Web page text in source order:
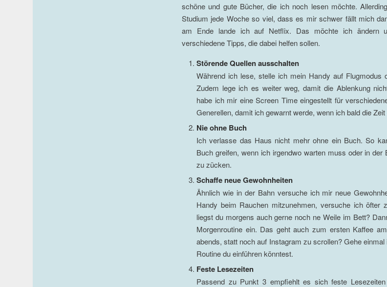
schöne und gute Bücher, die ich noch lesen möchte.
Studium jede Woche so viel, dass es mir schwer fällt mich
am Ende lande ich auf Netflix. Das möchte ich ändern
verschiedene Tipps, die dabei helfen sollen.
Störende Quellen ausschalten
Während ich lese, stelle ich mein Handy auf Flugmodus
Zudem lege ich es weiter weg, damit die Ablenkung
habe ich mir eine Screen Time eingestellt für
Generellen, damit ich gewarnt werde, wenn ich bald die
Nie ohne Buch
Ich verlasse das Haus nicht mehr ohne ein Buch. So
Buch greifen, wenn ich irgendwo warten muss oder in
zu zücken.
Schaffe neue Gewohnheiten
Ähnlich wie in der Bahn versuche ich mir neue
Handy beim Rauchen mitzunehmen, versuche ich öfter
liegst du morgens auch gerne noch ne Weile im Bett?
Morgenroutine ein. Das geht auch zum ersten Kaffee
abends, statt noch auf Instagram zu scrollen? Gehe
Routine du einführen könntest.
Feste Lesezeiten
Passend zu Punkt 3 empfiehlt es sich feste